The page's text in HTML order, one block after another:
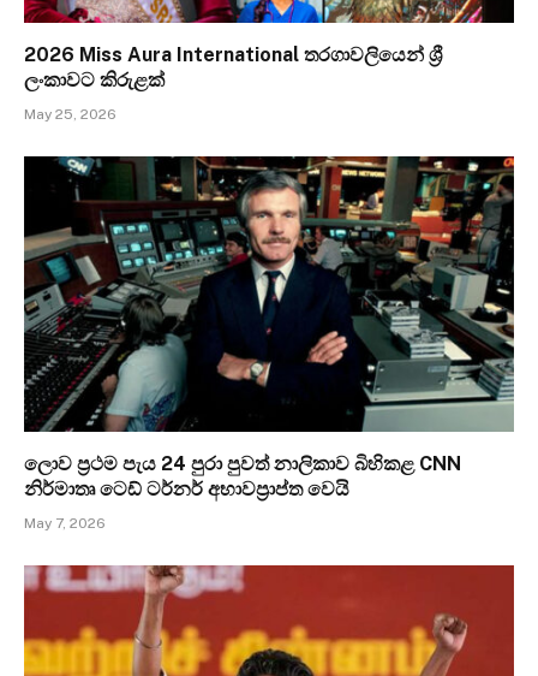
2026 Miss Aura International තරගාවලියෙන් ශ්‍රී
ලංකාවට කිරුළක්
May 25, 2026
ලොව ප්‍රථම පැය 24 පුරා පුවත් නාලිකාව බිහිකළ CNN
නිර්මාතෘ ටෙඩ් ටර්නර් අභාවප්‍රාප්ත වෙයි
May 7, 2026